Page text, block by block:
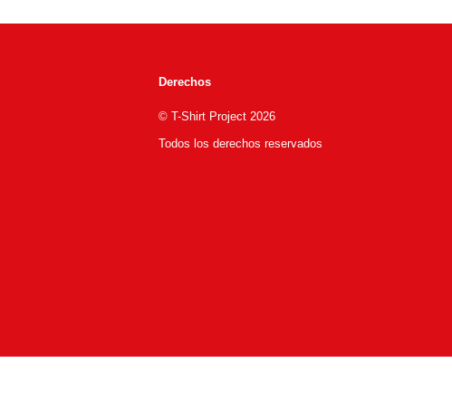
Derechos
© T-Shirt Project 2026
Todos los derechos reservados